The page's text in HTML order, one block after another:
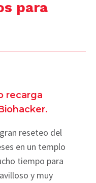
para
recarga
reseteo del
en un templo
tiempo para
y muy